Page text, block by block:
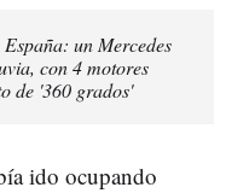
un Mercedes
con 4 motores
de '360 grados'
ido ocupando